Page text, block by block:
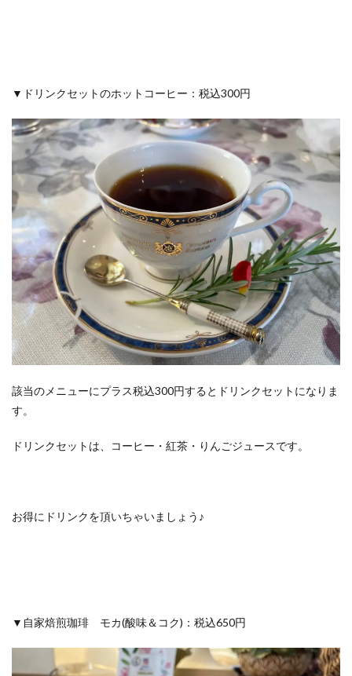
▼ドリンクセットのホットコーヒー：税込300円
該当のメニューにプラス税込300円するとドリンクセットになりま
す。
ドリンクセットは、コーヒー・紅茶・りんごジュースです。
お得にドリンクを頂いちゃいましょう♪
▼自家焙煎珈琲 モカ(酸味＆コク)：税込650円